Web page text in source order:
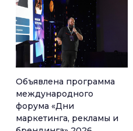
Объявлена программа
международного
форума «Дни
маркетинга, рекламы и